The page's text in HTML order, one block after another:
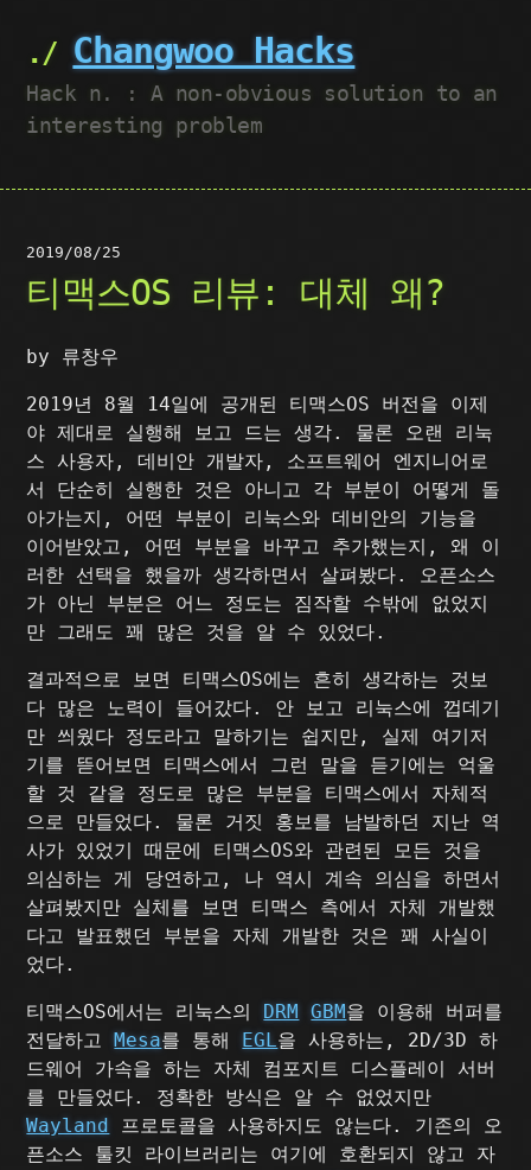
Changwoo Hacks
Hack n. : A non-obvious solution to an
interesting problem
2019/08/25
티맥스OS 리뷰: 대체 왜?
by 류창우
2019년 8월 14일에 공개된 티맥스OS 버전을 이제
야 제대로 실행해 보고 드는 생각. 물론 오랜 리눅
스 사용자, 데비안 개발자, 소프트웨어 엔지니어로
서 단순히 실행한 것은 아니고 각 부분이 어떻게 돌
아가는지, 어떤 부분이 리눅스와 데비안의 기능을
이어받았고, 어떤 부분을 바꾸고 추가했는지, 왜 이
러한 선택을 했을까 생각하면서 살펴봤다. 오픈소스
가 아닌 부분은 어느 정도는 짐작할 수밖에 없었지
만 그래도 꽤 많은 것을 알 수 있었다.
결과적으로 보면 티맥스OS에는 흔히 생각하는 것보
다 많은 노력이 들어갔다. 안 보고 리눅스에 껍데기
만 씌웠다 정도라고 말하기는 쉽지만, 실제 여기저
기를 뜯어보면 티맥스에서 그런 말을 듣기에는 억울
할 것 같을 정도로 많은 부분을 티맥스에서 자체적
으로 만들었다. 물론 거짓 홍보를 남발하던 지난 역
사가 있었기 때문에 티맥스OS와 관련된 모든 것을
의심하는 게 당연하고, 나 역시 계속 의심을 하면서
살펴봤지만 실체를 보면 티맥스 측에서 자체 개발했
다고 발표했던 부분을 자체 개발한 것은 꽤 사실이
었다.
티맥스OS에서는 리눅스의 DRM GBM을 이용해 버퍼를
전달하고Mesa를 통해 EGL을 사용하는, 2D/3D 하
드웨어 가속을 하는 자체 컴포지트 디스플레이 서버
를 만들었다. 정확한 방식은 알 수 없었지만
Wayland 프로토콜을 사용하지도 않는다. 기존의 오
픈소스 툴킷 라이브러리는 여기에 호환되지 않고 자